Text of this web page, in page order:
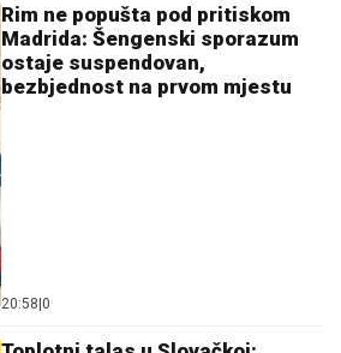
Rim ne popušta pod pritiskom
Madrida: Šengenski sporazum
ostaje suspendovan,
bezbjednost na prvom mjestu
20:58|0